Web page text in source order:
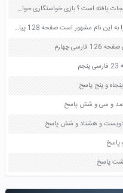
جانداری که با تکامل ۵۰۰ میلیون ساله از انقراض نجات یافته است ؟ بازی خواستگاری جواب پاسخ
جنگ یا عملیات پارتیزانی چه نوع جنگی است و چرا به این نام مشهور است صفحه 128 پیام های آسمان هفتم
چهارم